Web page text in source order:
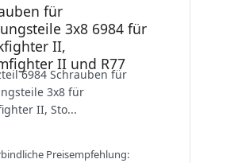
für
3x8 6984 für
II,
II und R77
6984 Schrauben für
3x8 für
II, Sto...
Preisempfehlung: